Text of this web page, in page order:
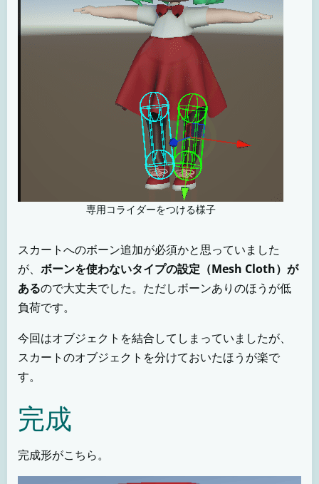
専用コライダーをつける様子
スカートへのボーン追加が必須かと思っていました
が、 ボーンを使わないタイプの設定（Mesh Cloth）が
あるので大丈夫でした。ただしボーンありのほうが低
負荷です。
今回はオブジェクトを結合してしまっていましたが、
スカートのオブジェクトを分けておいたほうが楽で
す。
完成
完成形がこちら。